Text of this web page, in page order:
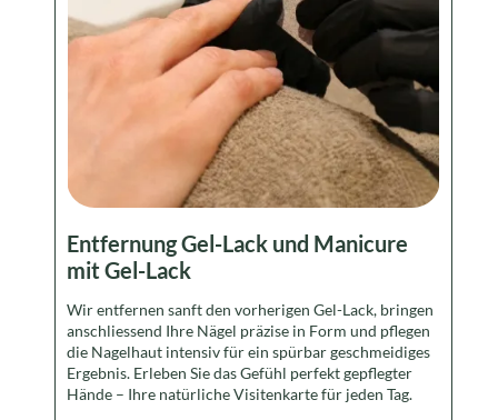
Entfernung Gel-Lack und Manicure
mit Gel-Lack
Wir entfernen sanft den vorherigen Gel-Lack, bringen
anschliessend Ihre Nägel präzise in Form und pflegen
die Nagelhaut intensiv für ein spürbar geschmeidiges
Ergebnis. Erleben Sie das Gefühl perfekt gepflegter
Hände – Ihre natürliche Visitenkarte für jeden Tag.